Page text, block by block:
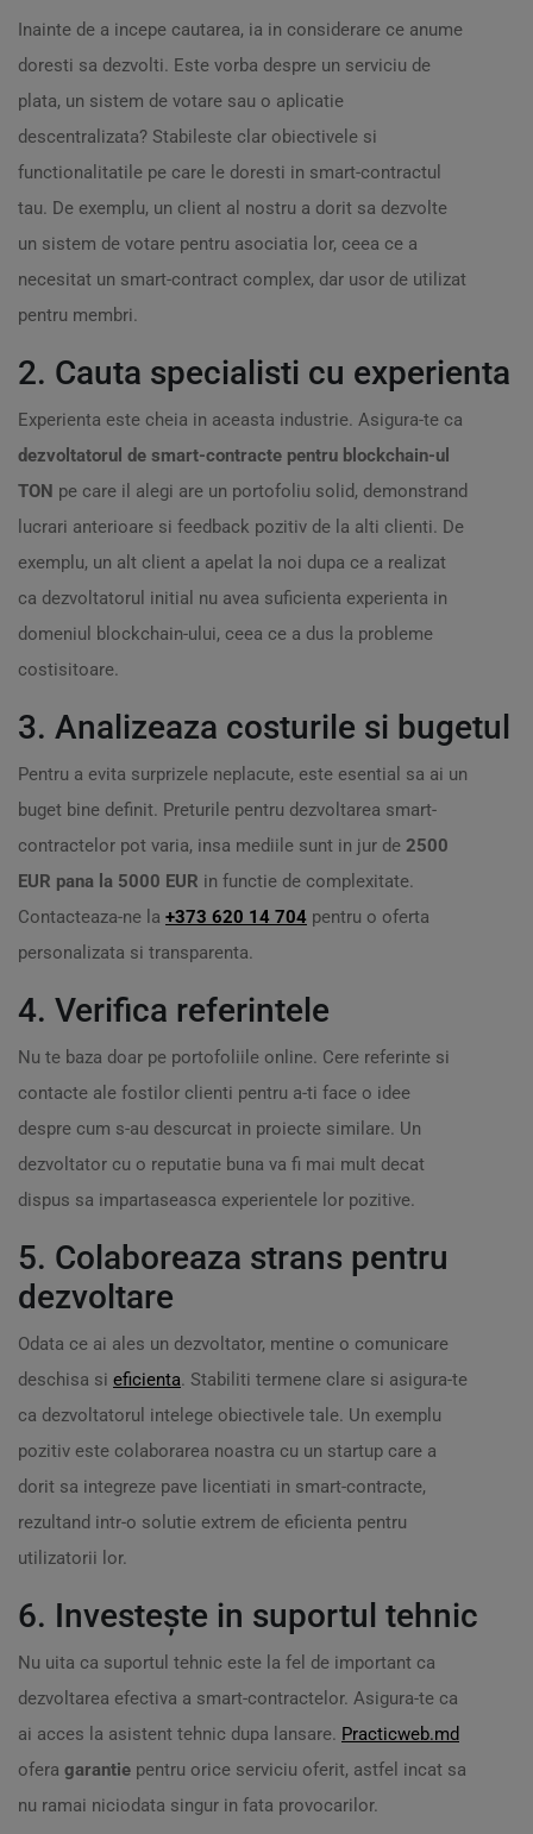
Inainte de a incepe cautarea, ia in considerare ce anume
doresti sa dezvolti. Este vorba despre un serviciu de
plata, un sistem de votare sau o aplicatie
descentralizata? Stabileste clar obiectivele si
functionalitatile pe care le doresti in smart-contractul
tau. De exemplu, un client al nostru a dorit sa dezvolte
un sistem de votare pentru asociatia lor, ceea ce a
necesitat un smart-contract complex, dar usor de utilizat
pentru membri.
2. Cauta specialisti cu experienta
Experienta este cheia in aceasta industrie. Asigura-te ca
dezvoltatorul de smart-contracte pentru blockchain-ul
TON pe care il alegi are un portofoliu solid, demonstrand
lucrari anterioare si feedback pozitiv de la alti clienti. De
exemplu, un alt client a apelat la noi dupa ce a realizat
ca dezvoltatorul initial nu avea suficienta experienta in
domeniul blockchain-ului, ceea ce a dus la probleme
costisitoare.
3. Analizeaza costurile si bugetul
Pentru a evita surprizele neplacute, este esential sa ai un
buget bine definit. Preturile pentru dezvoltarea smart-
contractelor pot varia, insa mediile sunt in jur de 2500
EUR pana la 5000 EUR in functie de complexitate.
Contacteaza-ne la +373 620 14 704 pentru o oferta
personalizata si transparenta.
4. Verifica referintele
Nu te baza doar pe portofoliile online. Cere referinte si
contacte ale fostilor clienti pentru a-ti face o idee
despre cum s-au descurcat in proiecte similare. Un
dezvoltator cu o reputatie buna va fi mai mult decat
dispus sa impartaseasca experientele lor pozitive.
5. Colaboreaza strans pentru
dezvoltare
Odata ce ai ales un dezvoltator, mentine o comunicare
deschisa si eficienta. Stabiliti termene clare si asigura-te
ca dezvoltatorul intelege obiectivele tale. Un exemplu
pozitiv este colaborarea noastra cu un startup care a
dorit sa integreze pave licentiati in smart-contracte,
rezultand intr-o solutie extrem de eficienta pentru
utilizatorii lor.
6. Investește in suportul tehnic
Nu uita ca suportul tehnic este la fel de important ca
dezvoltarea efectiva a smart-contractelor. Asigura-te ca
ai acces la asistent tehnic dupa lansare. Practicweb.md
ofera garantie pentru orice serviciu oferit, astfel incat sa
nu ramai niciodata singur in fata provocarilor.